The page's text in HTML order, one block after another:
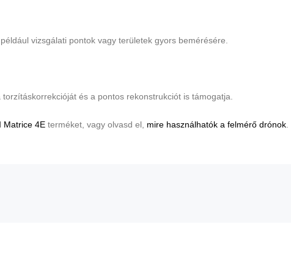
vizsgálati pontok vagy területek gyors bemérésére.
és a pontos rekonstrukciót is támogatja.
Matrice 4E terméket, vagy olvasd el, mire használhatók a felmérő drónok.